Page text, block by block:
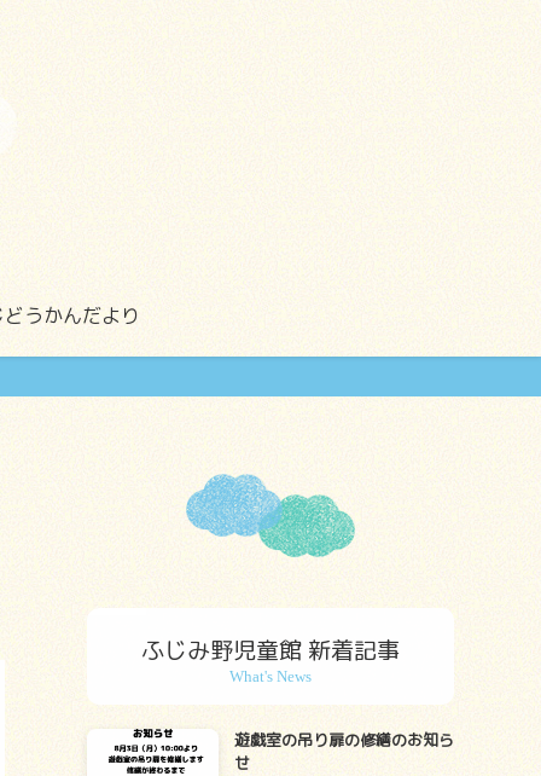
うかんだより
ふじみ野児童館 新着記事
遊戯室の吊り扉の修繕のお知ら
せ